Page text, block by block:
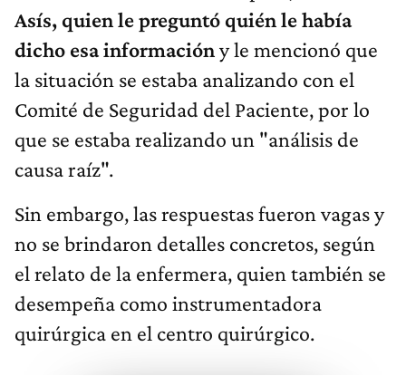
Asís, quien le preguntó quién le había
dicho esa informacióny le mencionó que
la situación se estaba analizando con el
Comité de Seguridad del Paciente, por lo
que se estaba realizando un "análisis de
causa raíz".
Sin embargo, las respuestas fueron vagas y
no se brindaron detalles concretos, según
el relato de la enfermera, quien también se
desempeña como instrumentadora
quirúrgica en el centro quirúrgico.